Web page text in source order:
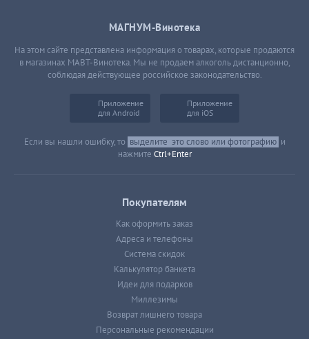
МАГНУМ-Винотека
На этом сайте представлена информация о товарах, которые продаются
в магазинах МАВТ-Винотека. Мы не продаем алкоголь дистанционно,
соблюдая действующее российское законодательство.
Приложение
для Android
Приложение
для iOS
Если вы нашли ошибку, то выделите это слово или фотографию и
нажмите Ctrl+Enter
Покупателям
Как оформить заказ
Адреса и телефоны
Система скидок
Калькулятор банкета
Идеи для подарков
Миллезимы
Возврат лишнего товара
Персональные рекомендации